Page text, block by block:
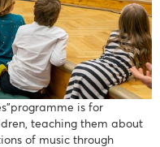
is for
teaching them about
of music through